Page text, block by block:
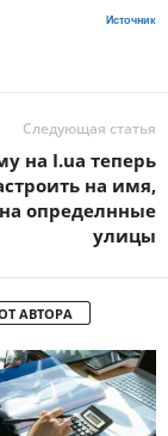
Источник
Следующая статья
на I.ua теперь
на имя,
определнные
улицы
АВТОРА